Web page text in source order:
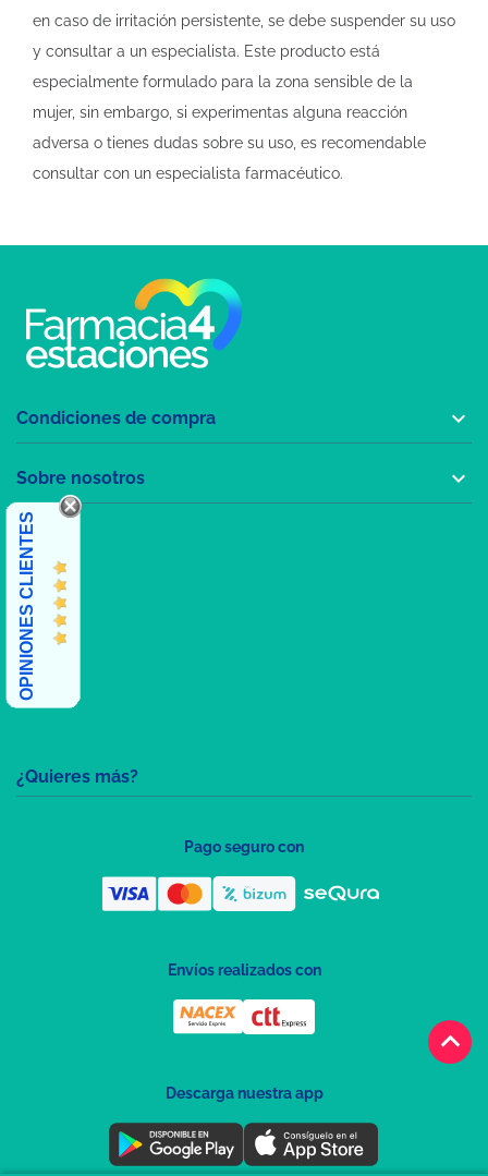
en caso de irritación persistente, se debe suspender su uso
y consultar a un especialista. Este producto está
especialmente formulado para la zona sensible de la
mujer, sin embargo, si experimentas alguna reacción
adversa o tienes dudas sobre su uso, es recomendable
consultar con un especialista farmacéutico.
keyboard_arrow_up
¿Quieres más?
Condiciones de compra 
Sobre nosotros 
OPINIONES CLIENTES
Pago seguro con
Envíos realizados con
Descarga nuestra app